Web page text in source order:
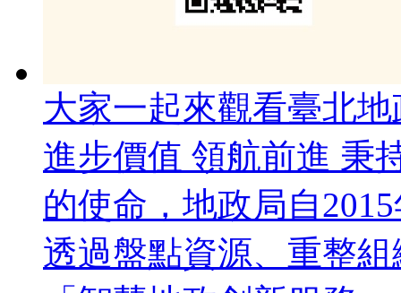
大家一起來觀看臺北
進步價值 領航前進 秉
的使命，地政局自
透過盤點資源、重整